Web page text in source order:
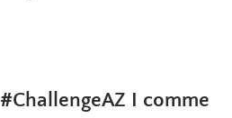
#ChallengeAZ I comme